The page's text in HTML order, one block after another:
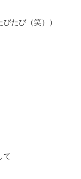
たび（笑））
て